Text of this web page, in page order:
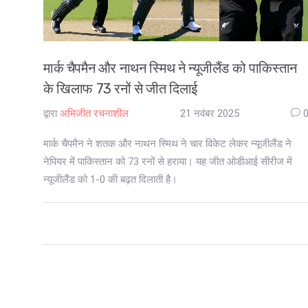
मार्क चैपमैन और नाथन स्मिथ ने न्यूजीलैंड को पाकिस्तान
के खिलाफ 73 रनों से जीत दिलाई
द्वारा अभिजीत रचनाशील 21 नवंबर 2025 0
मार्क चैपमैन ने शतक और नाथन स्मिथ ने चार विकेट लेकर न्यूजीलैंड ने
नेपियर में पाकिस्तान को 73 रनों से हराया। यह जीत ओडीआई सीरीज में
न्यूजीलैंड को 1-0 की बढ़त दिलाती है।